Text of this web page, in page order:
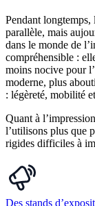
Pendant
parallèle, mais
dans le monde de
compréhensible :
moins nocive pour
moderne, plus
: légèreté, mobilité
Quant à
l’utilisons plus que
rigides difficiles à
Des stands